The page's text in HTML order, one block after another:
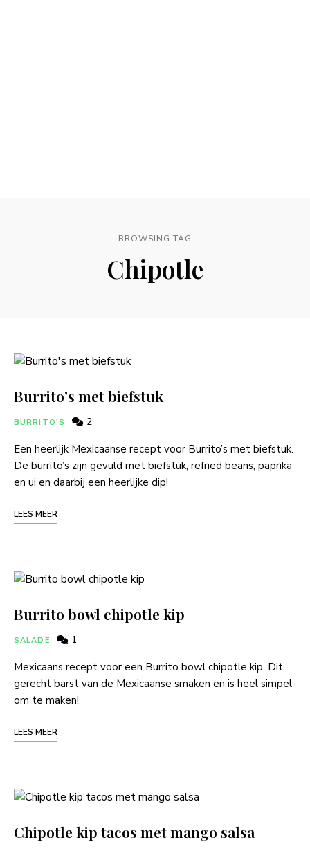
BROWSING TAG
Chipotle
Burrito’s met biefstuk
BURRITO'S 2
Een heerlijk Mexicaanse recept voor Burrito’s met biefstuk.
De burrito’s zijn gevuld met biefstuk, refried beans, paprika
en ui en daarbij een heerlijke dip!
LEES MEER
Burrito bowl chipotle kip
SALADE 1
Mexicaans recept voor een Burrito bowl chipotle kip. Dit
gerecht barst van de Mexicaanse smaken en is heel simpel
om te maken!
LEES MEER
Chipotle kip tacos met mango salsa